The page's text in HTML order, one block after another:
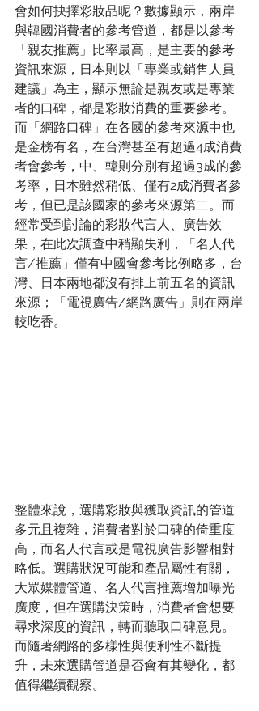
會如何抉擇彩妝品呢？數據顯示，兩岸
與韓國消費者的參考管道，都是以參考
「親友推薦」比率最高，是主要的參考
資訊來源，日本則以「專業或銷售人員
建議」為主，顯示無論是親友或是專業
者的口碑，都是彩妝消費的重要參考。
而「網路口碑」在各國的參考來源中也
是金榜有名，在台灣甚至有超過4成消費
者會參考，中、韓則分別有超過3成的參
考率，日本雖然稍低、僅有2成消費者參
考，但已是該國家的參考來源第二。而
經常受到討論的彩妝代言人、廣告效
果，在此次調查中稍顯失利，「名人代
言/推薦」僅有中國會參考比例略多，台
灣、日本兩地都沒有排上前五名的資訊
來源；「電視廣告/網路廣告」則在兩岸
較吃香。
整體來說，選購彩妝與獲取資訊的管道
多元且複雜，消費者對於口碑的倚重度
高，而名人代言或是電視廣告影響相對
略低。選購狀況可能和產品屬性有關，
大眾媒體管道、名人代言推薦增加曝光
廣度，但在選購決策時，消費者會想要
尋求深度的資訊，轉而聽取口碑意見。
而隨著網路的多樣性與便利性不斷提
升，未來選購管道是否會有其變化，都
值得繼續觀察。